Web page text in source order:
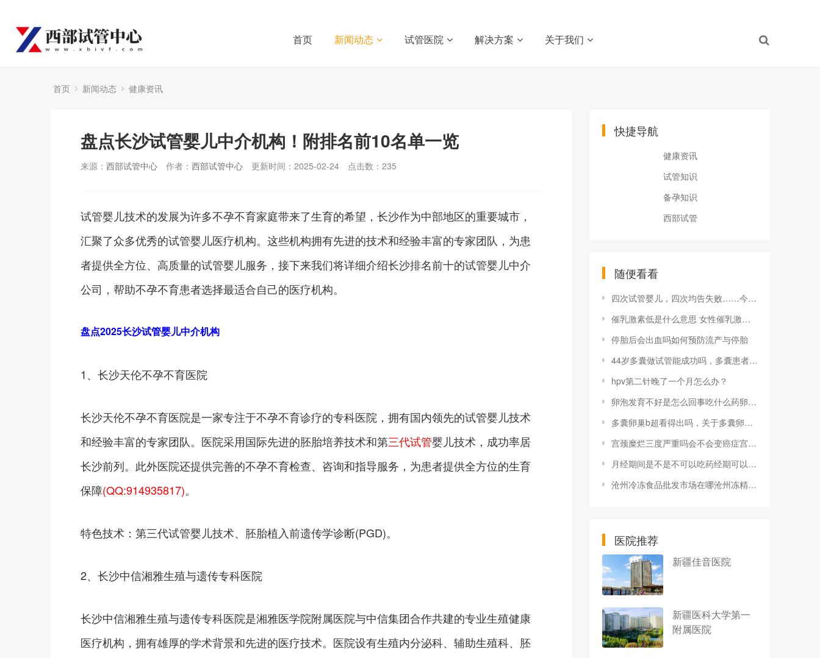
首页 新闻动态 试管医院 解决方案 关于我们
首页 新闻动态 健康资讯
盘点长沙试管婴儿中介机构！附排名前10名单一览
来源： 西部试管中心 作者： 西部试管中心 更新时间：2025-02-24 点击数： 235
试管婴儿技术的发展为许多不孕不育家庭带来了生育的希望，长沙作为中部地区的重要城市，
汇聚了众多优秀的试管婴儿医疗机构。这些机构拥有先进的技术和经验丰富的专家团队，为患
者提供全方位、高质量的试管婴儿服务，接下来我们将详细介绍长沙排名前十的试管婴儿中介
公司，帮助不孕不育患者选择最适合自己的医疗机构。
盘点2025长沙试管婴儿中介机构
1、长沙天伦不孕不育医院
长沙天伦不孕不育医院是一家专注于不孕不育诊疗的专科医院，拥有国内领先的试管婴儿技术
和经验丰富的专家团队。医院采用国际先进的胚胎培养技术和第三代试管婴儿技术，成功率居
长沙前列。此外医院还提供完善的不孕不育检查、咨询和指导服务，为患者提供全方位的生育
保障(QQ:914935817)。
特色技术：第三代试管婴儿技术、胚胎植入前遗传学诊断(PGD)。
2、长沙中信湘雅生殖与遗传专科医院
长沙中信湘雅生殖与遗传专科医院是湘雅医学院附属医院与中信集团合作共建的专业生殖健康
医疗机构，拥有雄厚的学术背景和先进的医疗技术。医院设有生殖内分泌科、辅助生殖科、胚
快捷导航
健康资讯
试管知识
备孕知识
西部试管
随便看看
四次试管婴儿，四次均告失败……今年，她终于喜迎双虎宝宝！
催乳激素低是什么意思 女性催乳激素低说明什么
停胎后会出血吗如何预防流产与停胎
44岁多囊做试管能成功吗，多囊患者试管移植费用及成功几率解读
hpv第二针晚了一个月怎么办？
卵泡发育不好是怎么回事吃什么药卵泡发育不好的原因有哪些卵泡发育不好的原因
多囊卵巢b超看得出吗，关于多囊卵巢综合征 你关心的问题在这里
宫颈糜烂三度严重吗会不会变癌症宫颈糜烂三度多久癌变图片宫颈糜烂1-3度症状图
月经期间是不是不可以吃药经期可以吃药吗 不能吃哪些药物
沧州冷冻食品批发市场在哪沧州冻精费用是多少 可以存活多久
医院推荐
新疆佳音医院
新疆医科大学第一
附属医院